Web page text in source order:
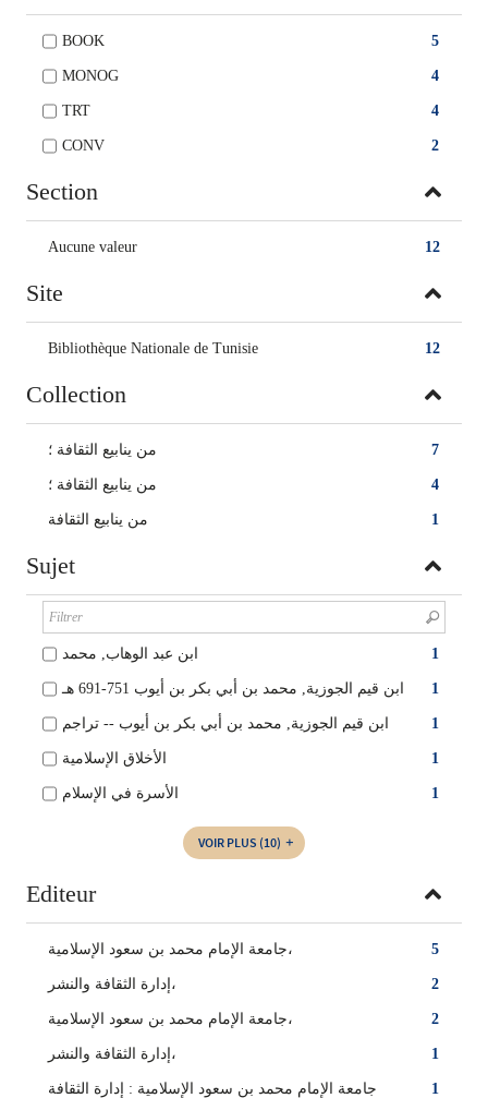
5
BOOK
4
MONOG
4
TRT
2
CONV
Section
12
Aucune valeur
Site
12
Bibliothèque Nationale de Tunisie
Collection
7 من ينابيع الثقافة‏ ؛
4 من ينابيع الثقافة ؛
1 من ينابيع الثقافة
Sujet
1 ابن عبد الوهاب, محمد
1 ابن قيم الجوزية‏, ‏محمد بن أبي بكر بن أيوب‏ ‏691-751 هـ‏
1 ابن قيم الجوزية‏, ‏محمد بن أبي بكر بن‏ أيوب‏ -- ‏تراجم‏
1 الأخلاق الإسلامية
1 الأسرة في الإسلام
VOIR PLUS (10)
Editeur
5 ‏جامعة الإمام محمد بن سعود الإسلامية‏،
2 إدارة الثقافة والنشر،
2 جامعة الإمام محمد بن سعود الإسلامية،
1 إدارة الثقافة والنشر‏،
1
جامعة الإمام محمد بن سعود الإسلامية : إدارة الثقافة